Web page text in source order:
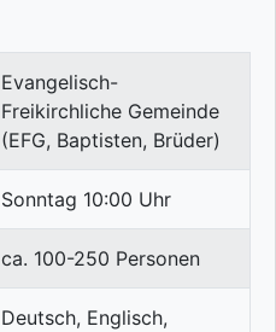
Evangelisch-
Freikirchliche Gemeinde
(EFG, Baptisten, Brüder)
Sonntag 10:00 Uhr
ca. 100-250 Personen
Deutsch, Englisch,